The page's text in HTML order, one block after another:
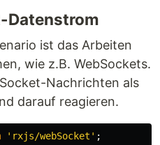
Datenstrom
ist das Arbeiten
wie z.B. WebSockets.
Nachrichten als
darauf reagieren.
' rxjs/webSocket ' ;